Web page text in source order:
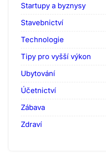
Startupy a byznysy
Stavebnictví
Technologie
Tipy pro vyšší výkon
Ubytování
Účetnictví
Zábava
Zdraví